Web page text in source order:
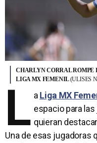
CHARLYN CORRAL ROMPE
LIGA MX FEMENIL(ULISES
L aLiga MX
espacio para
quieran
Una de esas jugadoras